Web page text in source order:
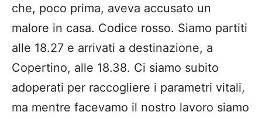
che, poco prima, aveva accusato un
malore in casa. Codice rosso. Siamo partiti
alle 18.27 e arrivati a destinazione, a
Copertino, alle 18.38. Ci siamo subito
adoperati per raccogliere i parametri vitali,
ma mentre facevamo il nostro lavoro siamo